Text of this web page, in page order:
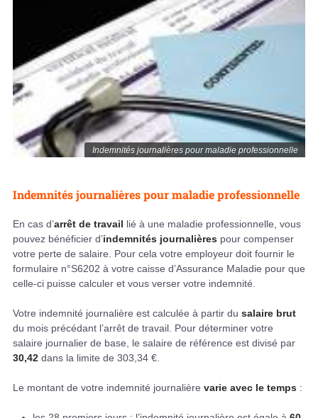
Indemnités journalières pour maladie professionnelle
Indemnités journalières pour maladie professionnelle
En cas d’arrêt de travail lié à une maladie professionnelle, vous
pouvez bénéficier d’indemnités journalières pour compenser
votre perte de salaire. Pour cela votre employeur doit fournir le
formulaire n°S6202 à votre caisse d’Assurance Maladie pour que
celle-ci puisse calculer et vous verser votre indemnité.
Votre indemnité journalière est calculée à partir du salaire brut
du mois précédant l’arrêt de travail. Pour déterminer votre
salaire journalier de base, le salaire de référence est divisé par
30,42 dans la limite de 303,34 €.
Le montant de votre indemnité journalière varie avec le temps :